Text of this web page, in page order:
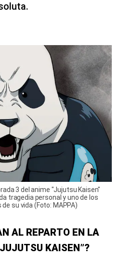
3 del anime "Jujutsu Kaisen"
tragedia personal y uno de los
su vida (Foto: MAPPA)
AL REPARTO EN LA
KAISEN”?